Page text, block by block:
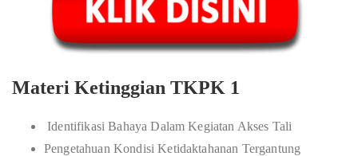
Materi Ketinggian TKPK 1
Identifikasi Bahaya Dalam Kegiatan Akses Tali
Pengetahuan Kondisi Ketidaktahanan Tergantung